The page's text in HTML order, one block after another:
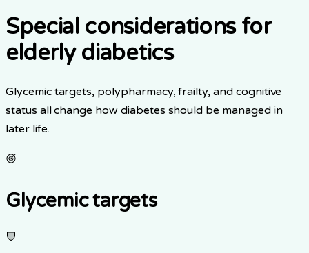
Special considerations for
elderly diabetics
Glycemic targets, polypharmacy, frailty, and cognitive
status all change how diabetes should be managed in
later life.
Glycemic targets